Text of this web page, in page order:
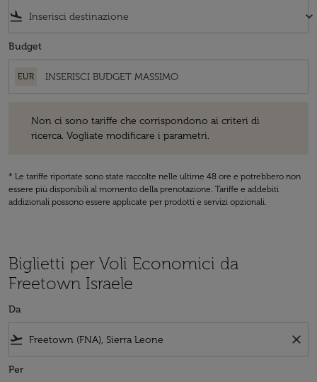
flight_land keyboard_arrow_down
Budget
EUR
Non ci sono tariffe che corrispondono ai criteri di
ricerca. Vogliate modificare i parametri.
* Le tariffe riportate sono state raccolte nelle ultime 48 ore e potrebbero non
essere più disponibili al momento della prenotazione. Tariffe e addebiti
addizionali possono essere applicate per prodotti e servizi opzionali.
Biglietti per Voli Economici da
Freetown Israele
Da
flight_takeoff close
Per